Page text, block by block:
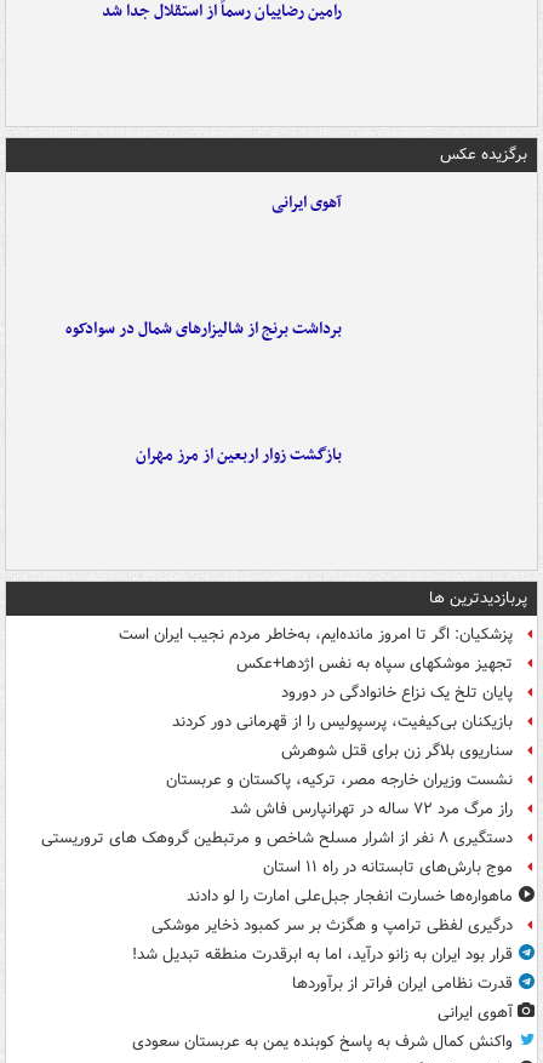
رامین رضاییان رسماً از استقلال جدا شد
برگزیده عکس
آهوی ایرانی
برداشت برنج از شالیزارهای شمال در سوادکوه
بازگشت زوار اربعین از مرز مهران
پربازدیدترین ها
پزشکیان: اگر تا امروز مانده‌ایم، به‌خاطر مردم نجیب ایران است
تجهیز موشکهای سپاه به نفس اژدها+عکس
پایان تلخ یک نزاع خانوادگی در دورود
بازیکنان بی‌کیفیت، پرسپولیس را از قهرمانی دور کردند
سناریوی بلاگر زن برای قتل شوهرش
نشست وزیران خارجه مصر، ترکیه، پاکستان و عربستان
راز مرگ مرد ۷۲ ساله در تهرانپارس فاش شد
دستگیری ۸ نفر از اشرار مسلح شاخص و مرتبطین گروهک های تروریستی
موج بارش‌های تابستانه در راه ۱۱ استان
ماهواره‌ها خسارت انفجار جبل‌علی امارت را لو دادند
درگیری لفظی ترامپ و هگزث بر سر کمبود ذخایر موشکی
قرار بود ایران به زانو درآید، اما به ابرقدرت منطقه تبدیل شد!
قدرت نظامی ایران فراتر از برآوردها
آهوی ایرانی
واکنش کمال شرف به پاسخ کوبنده یمن به عربستان سعودی